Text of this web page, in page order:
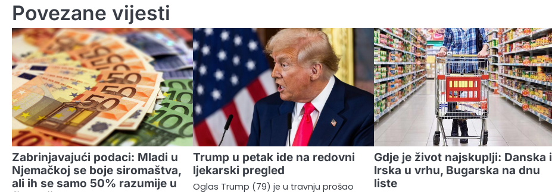
Povezane vijesti
Zabrinjavajući podaci: Mladi u
Njemačkoj se boje siromaštva,
ali ih se samo 50% razumije u
Trump u petak ide na redovni
ljekarski pregled
Oglas Trump (79) je u travnju prošao
Gdje je život najskuplji: Danska i
Irska u vrhu, Bugarska na dnu
liste